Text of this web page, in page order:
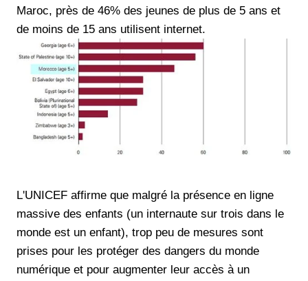
Maroc, près de 46% des jeunes de plus de 5 ans et
de moins de 15 ans utilisent internet.
L'UNICEF affirme que malgré la présence en ligne
massive des enfants (un internaute sur trois dans le
monde est un enfant), trop peu de mesures sont
prises pour les protéger des dangers du monde
numérique et pour augmenter leur accès à un